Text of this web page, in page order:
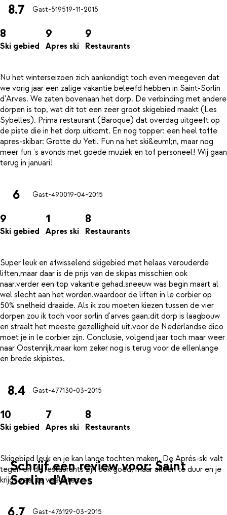
8.7 Gast-519519-11-2015
8
Ski gebied
9
Apres ski
9
Restaurants
Nu het winterseizoen zich aankondigt toch even meegeven dat
we vorig jaar een zalige vakantie beleefd hebben in Saint-Sorlin
d'Arves. We zaten bovenaan het dorp. De verbinding met andere
dorpen is top, wat dit tot een zeer groot skigebied maakt (Les
Sybelles). Prima restaurant (Baroque) dat overdag uitgeeft op
de piste die in het dorp uitkomt. En nog topper: een heel toffe
apres-skibar: Grotte du Yeti. Fun na het ski&euml;n, maar nog
meer fun 's avonds met goede muziek en tof personeel! Wij gaan
6 Gast-490019-04-2015
9
Ski gebied
1
Apres ski
8
Restaurants
Super leuk en afwisselend skigebied met helaas verouderde
liften,maar daar is de prijs van de skipas misschien ook
naar.verder een top vakantie gehad.sneeuw was begin maart al
wel slecht aan het worden.waardoor de liften in le corbier op
50% snelheid draaide. Als ik zou moeten kiezen tussen de vier
dorpen zou ik toch voor sorlin d'arves gaan.dit dorp is laagbouw
en straalt het meeste gezelligheid uit.voor de Nederlandse dico
moet je in le corbier zijn. Conclusie, volgend jaar toch maar weer
naar Oostenrijk,maar kom zeker nog is terug voor de ellenlange
8.4 Gast-477130-03-2015
10
Ski gebied
7
Apres ski
8
Restaurants
Skigebied leuk en je kan lange tochten maken. De Aprés-ski valt
tegen en de restaurants zijn ook goed, maar alleen te duur en je
Gast-476129-03-2015
Schrijf een review voor: Saint
Sorlin d'Arves